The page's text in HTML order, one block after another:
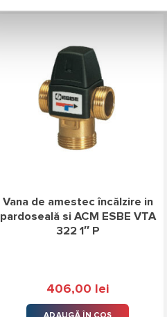
Vana de amestec încălzire in
pardoseală si ACM ESBE VTA
322 1″ P
406,00 lei
ADAUGĂ ÎN COȘ